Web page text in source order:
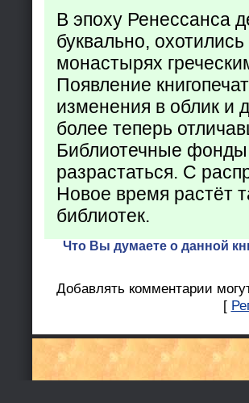
В эпоху Ренессанса
буквально,
монастырях
Появление
изменения в облик и
более теперь
Библиотечные
разрастаться. С
Новое время растёт
библиотек.
Что Вы думаете о данной
Добавлять комментарии
[